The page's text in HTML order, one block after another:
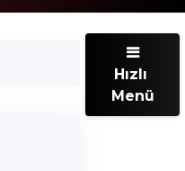
Hızlı
Menü